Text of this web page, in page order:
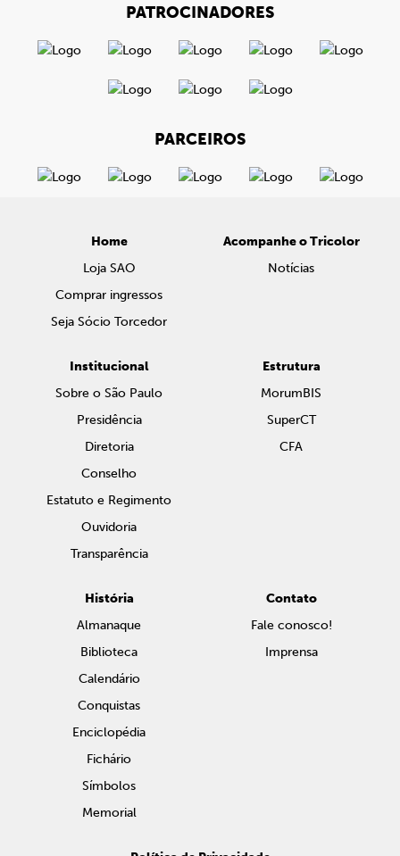
PATROCINADORES
PARCEIROS
Home
Loja SAO
Comprar ingressos
Seja Sócio Torcedor
Acompanhe o Tricolor
Notícias
Institucional
Sobre o São Paulo
Presidência
Diretoria
Conselho
Estatuto e Regimento
Ouvidoria
Transparência
Estrutura
MorumBIS
SuperCT
CFA
História
Almanaque
Biblioteca
Calendário
Conquistas
Enciclopédia
Fichário
Símbolos
Memorial
Contato
Fale conosco!
Imprensa